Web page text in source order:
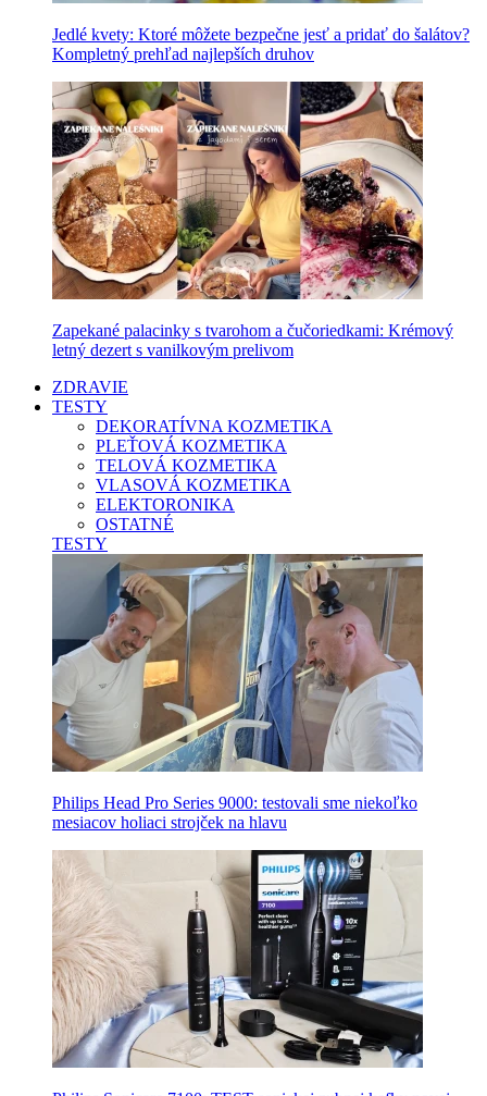
Jedlé kvety: Ktoré môžete bezpečne jesť a pridať do šalátov?
Kompletný prehľad najlepších druhov
Zapekané palacinky s tvarohom a čučoriedkami: Krémový
letný dezert s vanilkovým prelivom
ZDRAVIE
TESTY
DEKORATÍVNA KOZMETIKA
PLEŤOVÁ KOZMETIKA
TELOVÁ KOZMETIKA
VLASOVÁ KOZMETIKA
ELEKTORONIKA
OSTATNÉ
TESTY
Philips Head Pro Series 9000: testovali sme niekoľko
mesiacov holiaci strojček na hlavu